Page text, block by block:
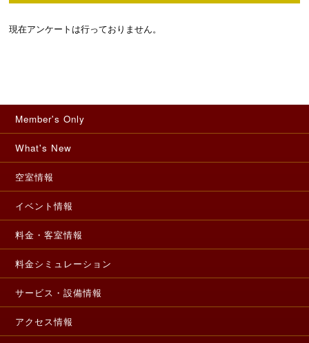
現在アンケートは行っておりません。
Member's Only
What's New
空室情報
イベント情報
料金・客室情報
料金シミュレーション
サービス・設備情報
アクセス情報